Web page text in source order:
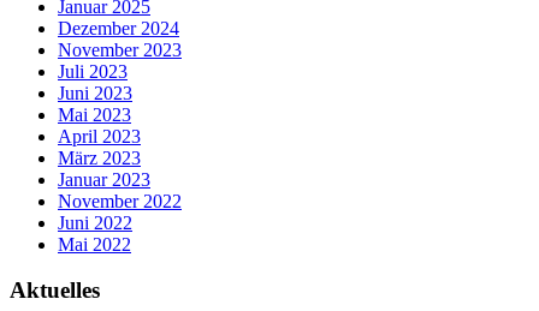
Januar 2025
Dezember 2024
November 2023
Juli 2023
Juni 2023
Mai 2023
April 2023
März 2023
Januar 2023
November 2022
Juni 2022
Mai 2022
Aktuelles